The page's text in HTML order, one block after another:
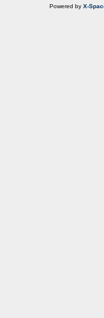
Powered by X-